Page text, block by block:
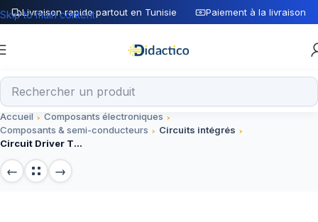
Livraison rapide partout en Tunisie Paiement à la livraison
Skip to main content
Accueil
Composants électroniques
Composants & semi-conducteurs
Circuits intégrés
Circuit Driver TC4429